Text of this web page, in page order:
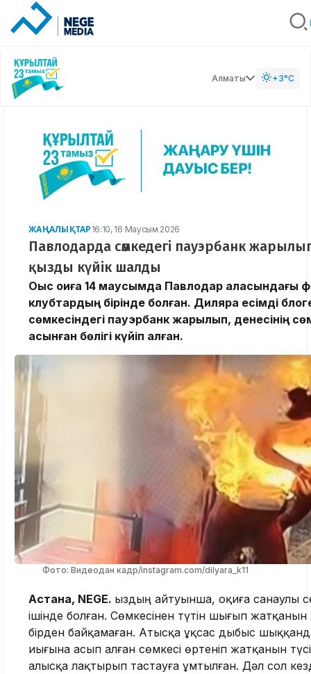
Алматы +3°C
ЖАҢАЛЫҚТАР 16:10, 16 Маусым 2026
Павлодарда сөмкедегі пауэрбанк
қызды күйік шалды
Оқыс оқиға 14 маусымда Павлодар қаласындағы
клубтардың бірінде болған. Диляра есімді
сөмкесіндегі пауэрбанк жарылып, денесінің
асынған бөлігі күйіп қалған.
Фото: Видеодан кадр/instagram.com/dilyara_k11
Астана, NEGE. Қыздың айтуынша, оқиға санаулы
ішінде болған. Сөмкесінен түтін шығып
бірден байқамаған. Атысқа ұқсас дыбыс
иығына асып алған сөмкесі өртеніп жатқанын
алысқа лақтырып тастауға ұмтылған. Дәл сол